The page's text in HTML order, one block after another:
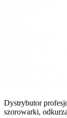
Dystrybutor
szorowarki,